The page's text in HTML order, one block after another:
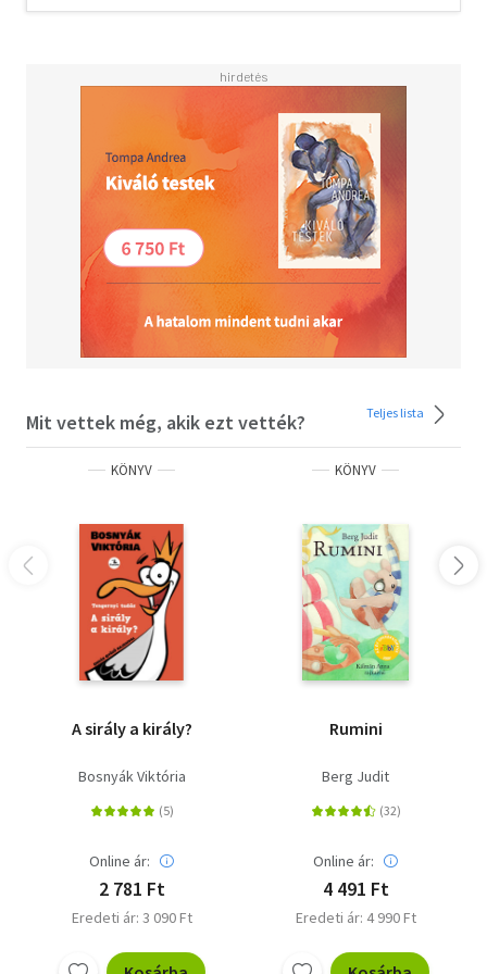
Mit vettek még, akik ezt vették? Teljes lista
KÖNYV
A sirály a király?
Bosnyák Viktória
Online ár:
2 781 Ft
Eredeti ár: 3 090 Ft
KÖNYV
Rumini
Berg Judit
Online ár:
4 491 Ft
Eredeti ár: 4 990 Ft